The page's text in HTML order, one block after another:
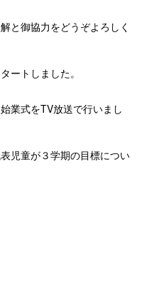
と御協力をどうぞよろしく
ートしました。
業式をTV放送で行いまし
児童が３学期の目標につい